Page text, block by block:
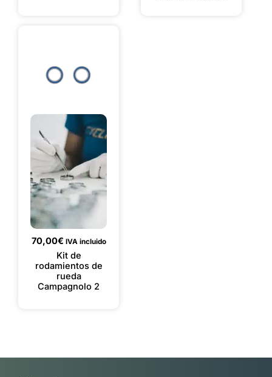
70,00€ IVA incluido
Kit de
rodamientos de
rueda
Campagnolo 2